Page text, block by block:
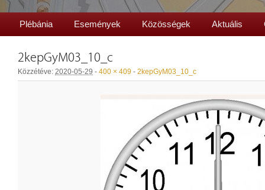
Plébánia Események Közösségek Aktuális
2kepGyM03_10_c
Közzétéve: 2020-05-29 - 400 × 409 - 2kepGyM03_10_c